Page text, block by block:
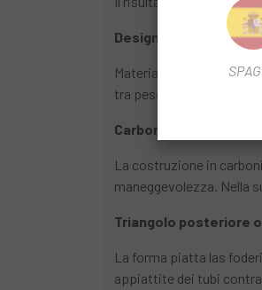
Design all'avanguardia
Materiali ad alte
tra peso e
Carbonio avanzato
La costruzione in
maneggevolezza. Nella
Triangolo posteriore
La forma piatta las
appiattite dei tubi